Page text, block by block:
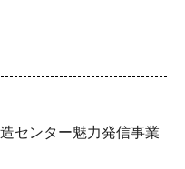
センター魅力発信事業